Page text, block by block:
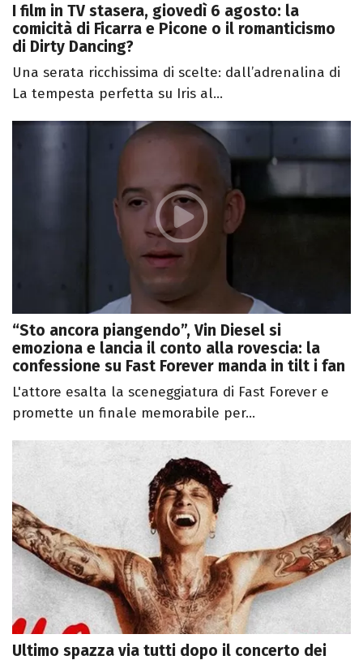
I film in TV stasera, giovedì 6 agosto: la
comicità di Ficarra e Picone o il romanticismo
di Dirty Dancing?
Una serata ricchissima di scelte: dall’adrenalina di
La tempesta perfetta su Iris al...
“Sto ancora piangendo”, Vin Diesel si
emoziona e lancia il conto alla rovescia: la
confessione su Fast Forever manda in tilt i fan
L'attore esalta la sceneggiatura di Fast Forever e
promette un finale memorabile per...
Ultimo spazza via tutti dopo il concerto dei